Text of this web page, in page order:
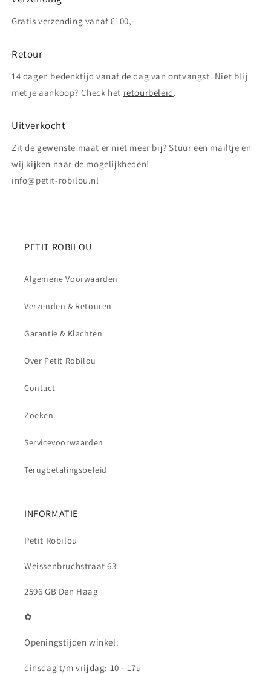
Gratis verzending vanaf €100,-
Retour
14 dagen bedenktijd vanaf de dag van ontvangst. Niet blij
met je aankoop? Check het retourbeleid.
Uitverkocht
Zit de gewenste maat er niet meer bij? Stuur een mailtje en
wij kijken naar de mogelijkheden!
info@petit-robilou.nl
PETIT ROBILOU
Algemene Voorwaarden
Verzenden & Retouren
Garantie & Klachten
Over Petit Robilou
Contact
Zoeken
Servicevoorwaarden
Terugbetalingsbeleid
INFORMATIE
Petit Robilou
Weissenbruchstraat 63
2596 GB Den Haag
✿
Openingstijden winkel:
dinsdag t/m vrijdag: 10 - 17u